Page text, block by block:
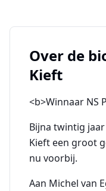
Over de
Kieft
<b>Winnaar NS
Bijna twintig
Kieft een groot
nu voorbij.
Aan Michel van